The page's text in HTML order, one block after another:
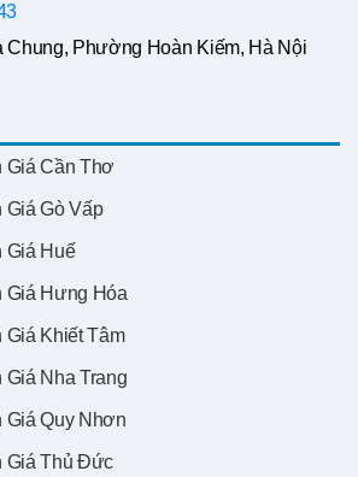
Chung, Phường Hoàn Kiếm, Hà Nội
Giá Cần Thơ
Giá Gò Vấp
Giá Huế
Giá Hưng Hóa
Giá Khiết Tâm
Giá Nha Trang
Giá Quy Nhơn
Giá Thủ Đức